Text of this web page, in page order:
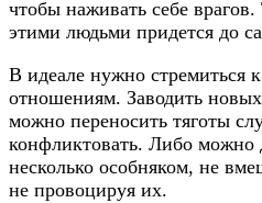
чтобы наживать себе
этими людьми придется до
В идеале нужно стремиться
отношениям. Заводить
можно переносить тяготы
конфликтовать. Либо можно
несколько особняком, не
не провоцируя их.